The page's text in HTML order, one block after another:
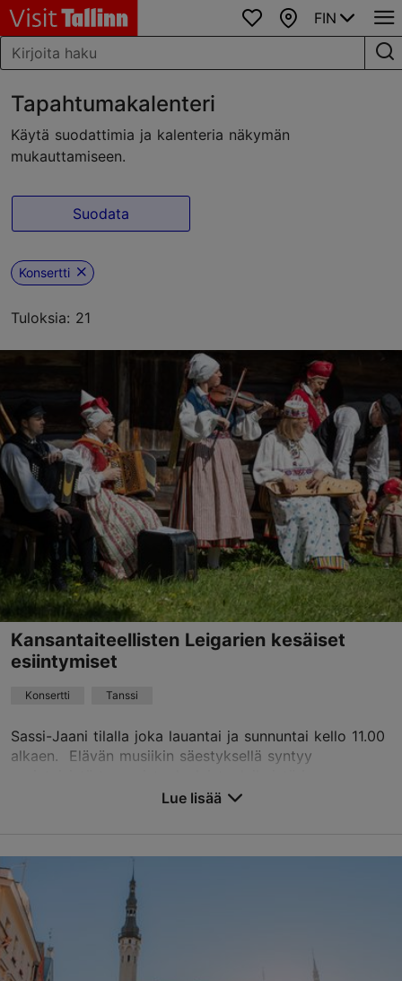
SuosikitKartta
FIN
Tapahtumakalenteri
Käytä suodattimia ja kalenteria näkymän
mukauttamiseen.
Suodata
Konsertti
Tuloksia: 21
Kansantaiteellisten Leigarien kesäiset
esiintymiset
Konsertti Tanssi
Sassi-Jaani tilalla joka lauantai ja sunnuntai kello 11.00
alkaen. Elävän musiikin säestyksellä syntyy
soittamisesta mukaansatempaava kyläjuhla. Se o...
Viron ulkoilmamuseo (Eesti Vabaõhumuuseum)
Vabaõhumuuseumi tee 12, Tallinn
Rocca al Mare
30.05.2026 - 30.08.2026
Lue lisää